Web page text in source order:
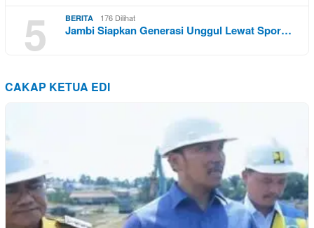
5
BERITA 176 Dilihat
Jambi Siapkan Generasi Unggul Lewat Spor…
CAKAP KETUA EDI